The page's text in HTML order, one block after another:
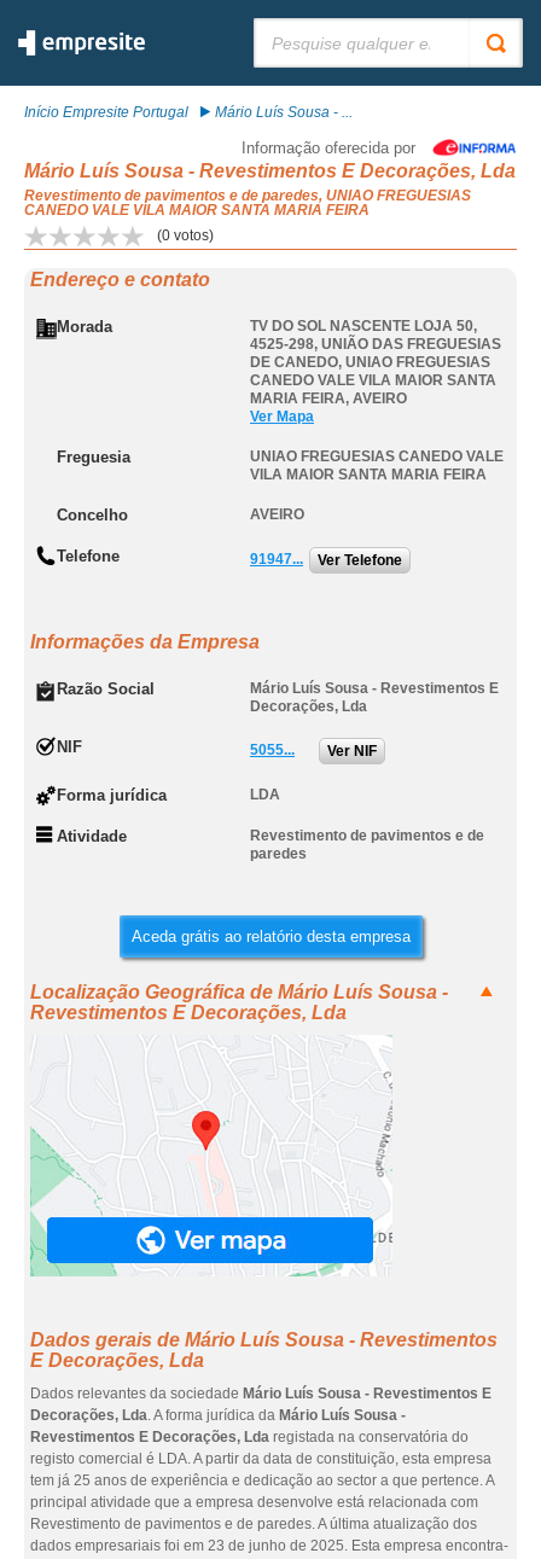
Início Empresite Portugal Mário Luís Sousa - ...
Informação oferecida por
Mário Luís Sousa - Revestimentos E Decorações, Lda
Revestimento de pavimentos e de paredes, UNIAO FREGUESIAS
CANEDO VALE VILA MAIOR SANTA MARIA FEIRA
(0 votos)
Endereço e contato
Morada
TV DO SOL NASCENTE LOJA 50,
4525-298, UNIÃO DAS FREGUESIAS
DE CANEDO, UNIAO FREGUESIAS
CANEDO VALE VILA MAIOR SANTA
MARIA FEIRA, AVEIRO
Ver Mapa
Freguesia
UNIAO FREGUESIAS CANEDO VALE
VILA MAIOR SANTA MARIA FEIRA
Concelho AVEIRO
Telefone 91947... Ver Telefone
Informações da Empresa
Razão Social
Mário Luís Sousa - Revestimentos E
Decorações, Lda
NIF 5055... Ver NIF
Forma jurídica LDA
Atividade
Revestimento de pavimentos e de
paredes
Aceda grátis ao relatório desta empresa
Localização Geográfica de Mário Luís Sousa -
Revestimentos E Decorações, Lda
Dados gerais de Mário Luís Sousa - Revestimentos
E Decorações, Lda
Dados relevantes da sociedade Mário Luís Sousa - Revestimentos E
Decorações, Lda. A forma jurídica da Mário Luís Sousa -
Revestimentos E Decorações, Lda registada na conservatória do
registo comercial é LDA. A partir da data de constituição, esta empresa
tem já 25 anos de experiência e dedicação ao sector a que pertence. A
principal atividade que a empresa desenvolve está relacionada com
Revestimento de pavimentos e de paredes. A última atualização dos
dados empresariais foi em 23 de junho de 2025. Esta empresa encontra-